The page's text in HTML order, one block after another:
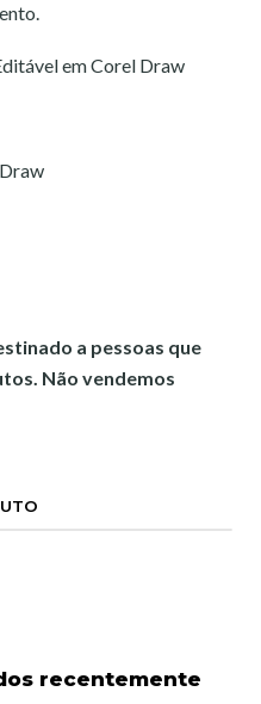
em Corel Draw
a pessoas que
Não vendemos
recentemente